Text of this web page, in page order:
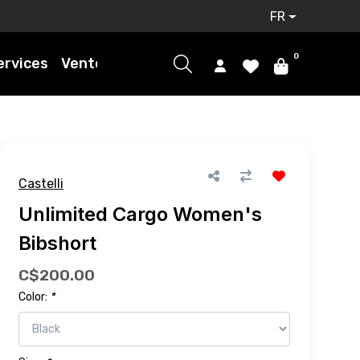
FR
Ventes 0
Castelli
Unlimited Cargo Women's
Bibshort
C$200.00
Color: *